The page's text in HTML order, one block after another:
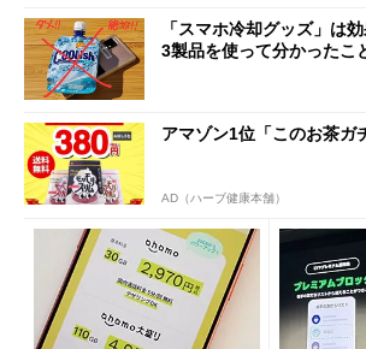
「スマホ冷却グッズ」は
3製品を使って分かったこ
アマゾン1位「このお茶ガ
AD（ハーブ健康本舗）